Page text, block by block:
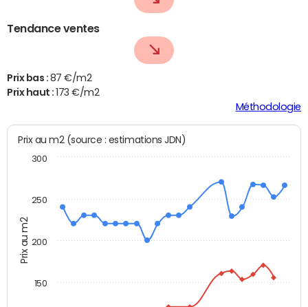
Tendance ventes
Prix bas : 87 €/m2
Prix haut : 173 €/m2
Méthodologie
Prix au m2
Prix au m2 (source : estimations JDN)
150
200
250
300